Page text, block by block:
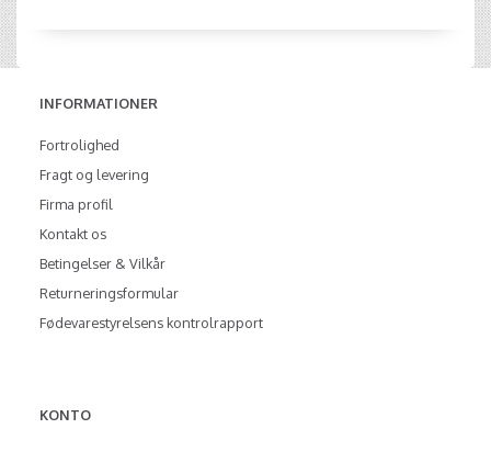
INFORMATIONER
Fortrolighed
Fragt og levering
Firma profil
Kontakt os
Betingelser & Vilkår
Returneringsformular
Fødevarestyrelsens kontrolrapport
KONTO